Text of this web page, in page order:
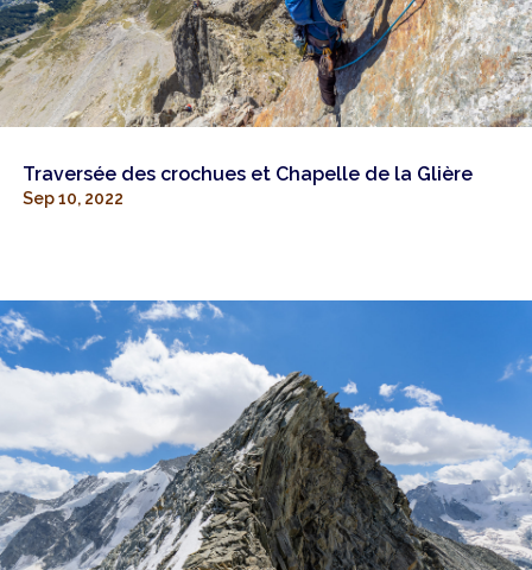
Traversée des crochues et Chapelle de la Glière
Sep 10, 2022